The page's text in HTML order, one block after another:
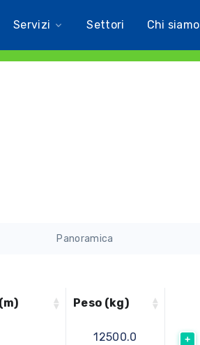
Servizi Settori Chi siamo
Panoramica
Peso (kg)
12500.0